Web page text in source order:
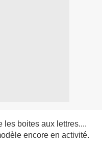
les boites aux lettres....
encore en activité.